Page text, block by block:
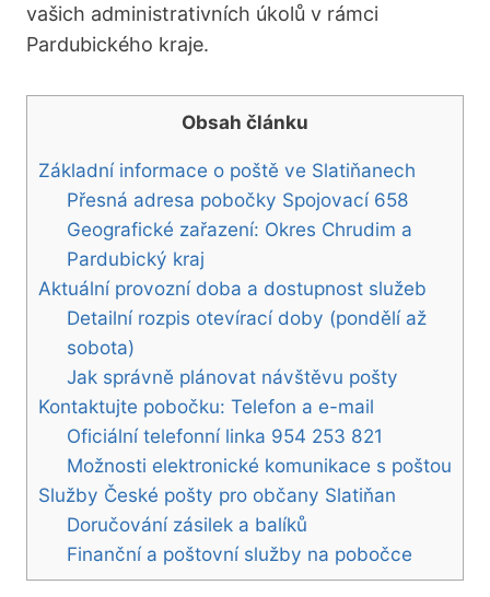
vašich administrativních úkolů v rámci
Pardubického kraje.
Obsah článku
Základní informace o poště ve Slatiňanech
Přesná adresa pobočky Spojovací 658
Geografické zařazení: Okres Chrudim a
Pardubický kraj
Aktuální provozní doba a dostupnost služeb
Detailní rozpis otevírací doby (pondělí až
sobota)
Jak správně plánovat návštěvu pošty
Kontaktujte pobočku: Telefon a e-mail
Oficiální telefonní linka 954 253 821
Možnosti elektronické komunikace s poštou
Služby České pošty pro občany Slatiňan
Doručování zásilek a balíků
Finanční a poštovní služby na pobočce